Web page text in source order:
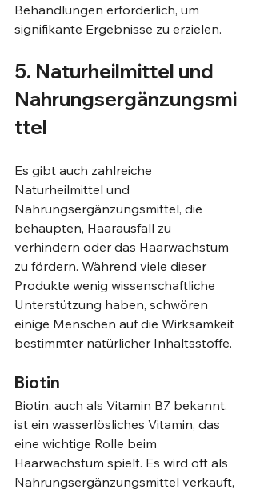
Behandlungen erforderlich, um
signifikante Ergebnisse zu erzielen.
5. Naturheilmittel und
Nahrungsergänzungsmi
ttel
Es gibt auch zahlreiche
Naturheilmittel und
Nahrungsergänzungsmittel, die
behaupten, Haarausfall zu
verhindern oder das Haarwachstum
zu fördern. Während viele dieser
Produkte wenig wissenschaftliche
Unterstützung haben, schwören
einige Menschen auf die Wirksamkeit
bestimmter natürlicher Inhaltsstoffe.
Biotin
Biotin, auch als Vitamin B7 bekannt,
ist ein wasserlösliches Vitamin, das
eine wichtige Rolle beim
Haarwachstum spielt. Es wird oft als
Nahrungsergänzungsmittel verkauft,